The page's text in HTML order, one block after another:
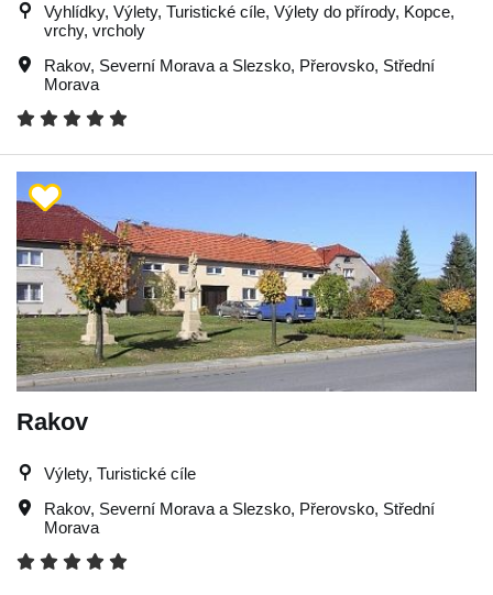
Vyhlídky, Výlety, Turistické cíle, Výlety do přírody, Kopce,
vrchy, vrcholy
Rakov, Severní Morava a Slezsko, Přerovsko, Střední
Morava
Rakov
Výlety, Turistické cíle
Rakov, Severní Morava a Slezsko, Přerovsko, Střední
Morava